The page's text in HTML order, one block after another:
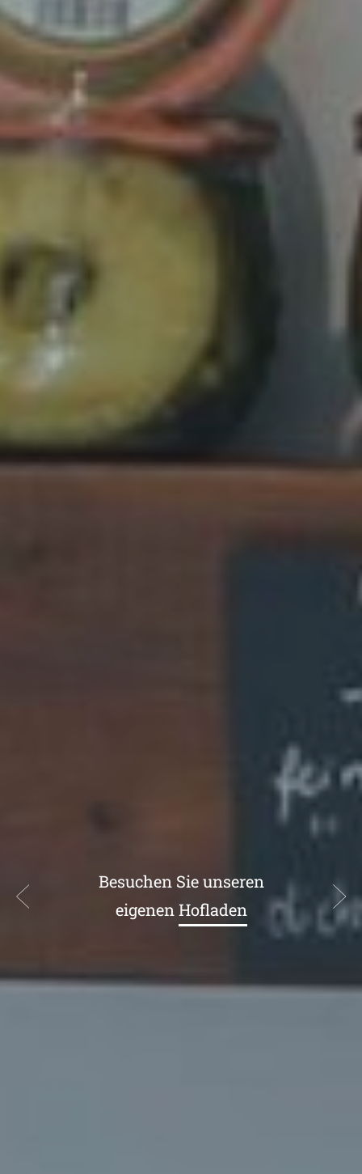
Besuchen Sie unseren
Spargelhof